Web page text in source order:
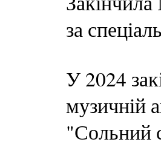
за
У 2024
музичній
"Сольний